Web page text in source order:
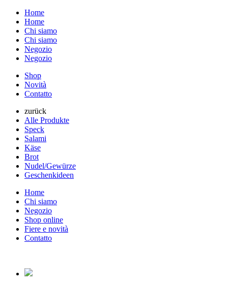
Home
Home
Chi siamo
Chi siamo
Negozio
Negozio
Shop
Novità
Contatto
zurück
Alle Produkte
Speck
Salami
Käse
Brot
Nudel/Gewürze
Geschenkideen
Home
Chi siamo
Negozio
Shop online
Fiere e novità
Contatto